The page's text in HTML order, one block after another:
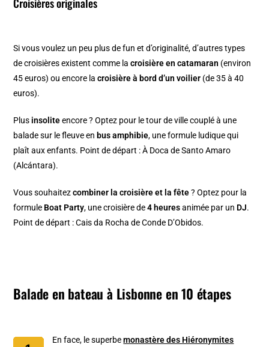
Croisières originales
Si vous voulez un peu plus de fun et d’originalité, d’autres types
de croisières existent comme lacroisière en catamaran (environ
45 euros) ou encore lacroisière à bord d’un voilier (de 35 à 40
euros).
Plus insoliteencore ? Optez pour le tour de ville couplé à une
balade sur le fleuve en bus amphibie, une formule ludique qui
plaît aux enfants. Point de départ : À Doca de Santo Amaro
(Alcántara).
Vous souhaitezcombiner la croisière et la fête? Optez pour la
formule Boat Party, une croisière de4 heuresanimée par un DJ.
Point de départ : Cais da Rocha de Conde D’Obidos.
Balade en bateau à Lisbonne en 10 étapes
En face, le superbemonastère des Hiéronymites